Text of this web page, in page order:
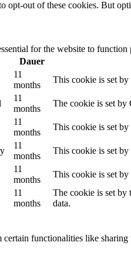
opt-out of these cookies. But
for the website to
Dauer
11
months
This cookie is set
11
months
The cookie is set by
11
months
This cookie is set
11
months
This cookie is set
11
months
This cookie is set
11
months
The cookie is set by
data.
functionalities like